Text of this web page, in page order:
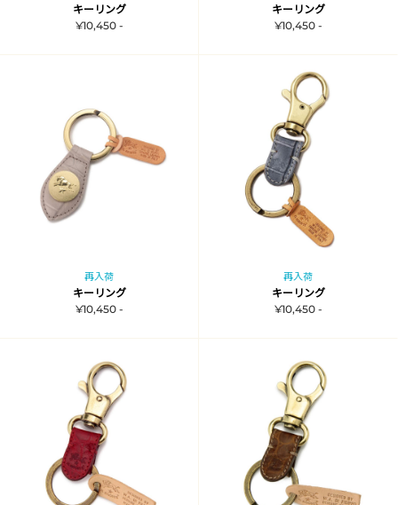
キーリング
¥10,450 -
キーリング
¥10,450 -
再入荷
キーリング
¥10,450 -
再入荷
キーリング
¥10,450 -